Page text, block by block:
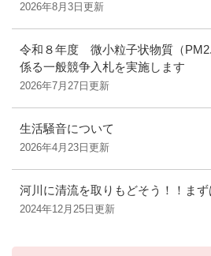
2026年8月3日更新
令和８年度 微小粒子状物質（
係る一般競争入札を実施します
2026年7月27日更新
生活騒音について
2026年4月23日更新
河川に清流を取りもどそう！！まず
2024年12月25日更新